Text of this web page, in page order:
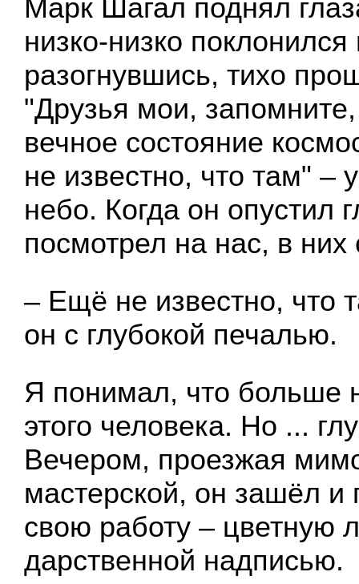
Марк Шагал поднял
низко-низко
разогнувшись, тихо
"Друзья мои,
вечное состояние
не известно, что там" –
небо. Когда он опустил
посмотрел на нас, в них
– Ещё не известно, что
он с глубокой печалью.
Я понимал, что больше
этого человека. Но ...
Вечером, проезжая
мастерской, он зашёл и
свою работу – цветную
дарственной надписью.